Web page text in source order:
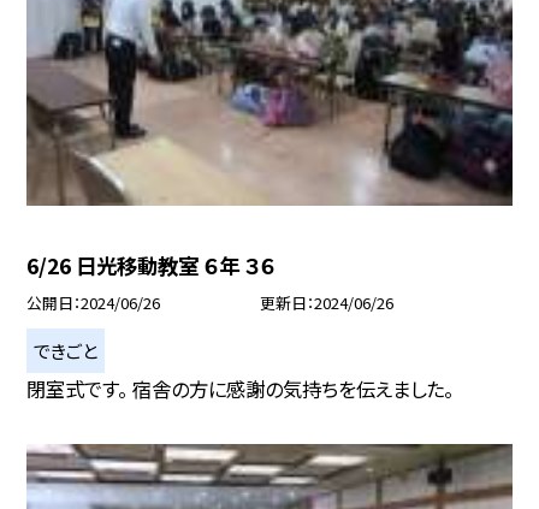
6/26 日光移動教室 ６年 ３６
公開日 2024/06/26 更新日 2024/06/26
できごと
閉室式です。 宿舎の方に感謝の気持ちを伝えました。